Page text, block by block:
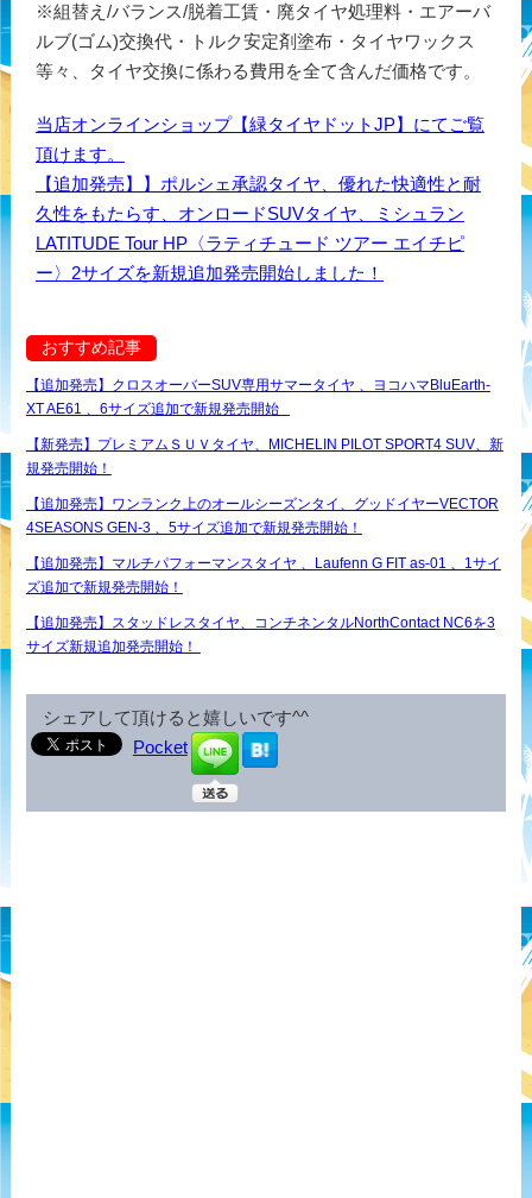
※組替え/バランス/脱着工賃・廃タイヤ処理料・エアーバ
ルブ(ゴム)交換代・トルク安定剤塗布・タイヤワックス
等々、タイヤ交換に係わる費用を全て含んだ価格です。
当店オンラインショップ【緑タイヤドットJP】にてご覧
頂けます。
【追加発売】】ポルシェ承認タイヤ、優れた快適性と耐
久性をもたらす、オンロードSUVタイヤ、ミシュラン
LATITUDE Tour HP〈ラティチュード ツアー エイチピ
ー〉2サイズを新規追加発売開始しました！
おすすめ記事
【追加発売】クロスオーバーSUV専用サマータイヤ 、ヨコハマBluEarth-
XT AE61 、6サイズ追加で新規発売開始
【新発売】プレミアムＳＵＶタイヤ、MICHELIN PILOT SPORT4 SUV、新
規発売開始！
【追加発売】ワンランク上のオールシーズンタイ、グッドイヤーVECTOR
4SEASONS GEN-3 、5サイズ追加で新規発売開始！
【追加発売】マルチパフォーマンスタイヤ 、Laufenn G FIT as-01 、1サイ
ズ追加で新規発売開始！
【追加発売】スタッドレスタイヤ、コンチネンタルNorthContact NC6を3
サイズ新規追加発売開始！
シェアして頂けると嬉しいです^^
Pocket